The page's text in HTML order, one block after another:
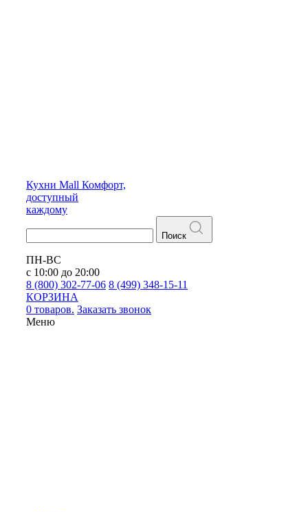
Кухни Mall Комфорт,
доступный
каждому
Поиск
ПН-ВС
с 10:00 до 20:00
8 (800) 302-77-06 8 (499) 348-15-11
КОРЗИНА
0 товаров. Заказать звонок
Меню